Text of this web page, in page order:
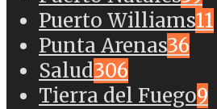
Puerto Williams11
Punta Arenas36
Salud306
Tierra del Fuego9